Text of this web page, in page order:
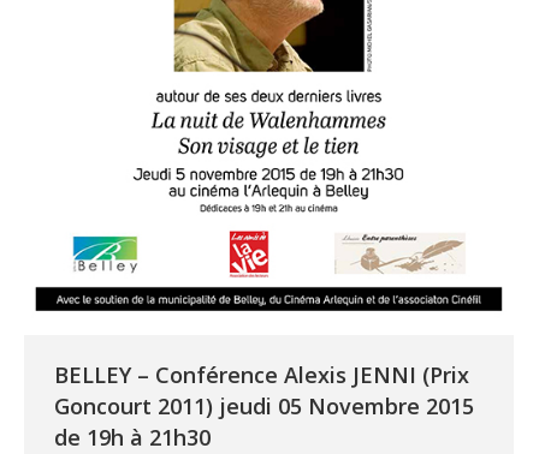
BELLEY – Conférence Alexis JENNI (Prix
Goncourt 2011) jeudi 05 Novembre 2015
de 19h à 21h30